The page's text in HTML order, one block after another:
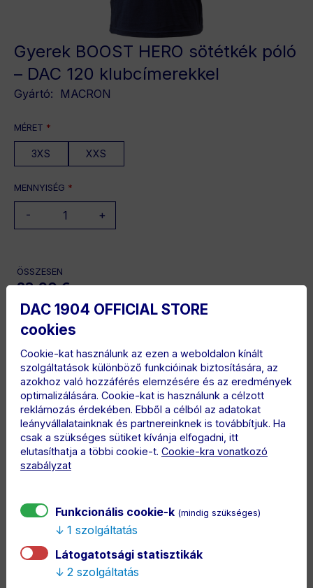
Gyerek BOOST HERO sötétkék póló
– DAC 120 klubcímerekkel
Gyártó: MACRON
MÉRET *
3XS XXS
MENNYISÉG *
- +
ÖSSZESEN
23.90 €
ÖSSZETÉTEL
100% pamut
LEÍRÁS
Tökéletes, sötétkék pamutpóló a mindennapokra,
könnyű és egyenes szabással, kényelmes bordázott
DAC 1904 felirat található. A póló hátulján klubunk
eddigi összes címere látható, így ez a darab egyben
időutazás is a DAC történetében – tökéletes választás
minden szurkolónak, aki büszke a klub múltjára.
DAC 1904 OFFICIAL STORE
cookies
Cookie-kat használunk az ezen a weboldalon kínált
szolgáltatások különböző funkcióinak biztosítására, az
azokhoz való hozzáférés elemzésére és az eredmények
optimalizálására. Cookie-kat is használunk a célzott
reklámozás érdekében. Ebből a célból az adatokat
leányvállalatainknak és partnereinknek is továbbítjuk. Ha
csak a szükséges sütiket kívánja elfogadni, itt
elutasíthatja a többi cookie-t. Cookie-kra vonatkozó
szabályzat
Funkcionális cookie-k (mindig szükséges)
1 szolgáltatás
Látogatotsági statisztikák
2 szolgáltatás